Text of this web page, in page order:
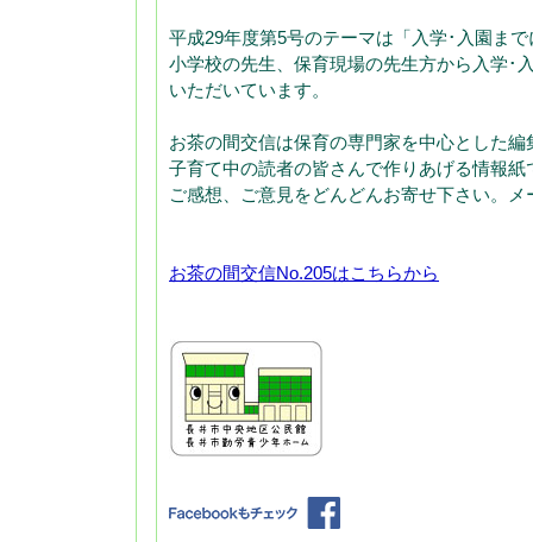
平成29年度第5号のテーマは「入学･入園ま
小学校の先生、保育現場の先生方から入学･
いただいています。
お茶の間交信は保育の専門家を中心とした編
子育て中の読者の皆さんで作りあげる情報紙
ご感想、ご意見をどんどんお寄せ下さい。
お茶の間交信No.205はこちらから